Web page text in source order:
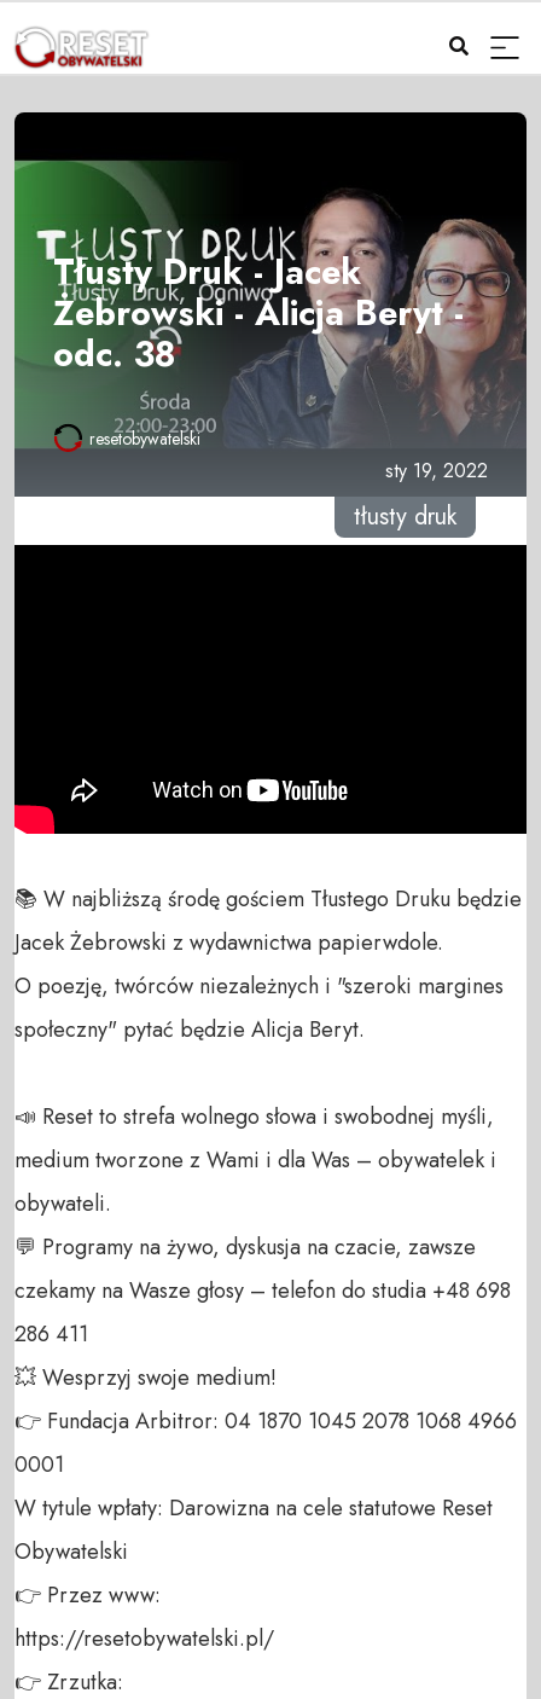
Tłusty Druk - Jacek
Żebrowski - Alicja Beryt -
odc. 38
resetobywatelski
sty 19, 2022
tłusty druk
📚 W najbliższą środę gościem Tłustego Druku będzie
Jacek Żebrowski z wydawnictwa papierwdole.
O poezję, twórców niezależnych i "szeroki margines
społeczny" pytać będzie Alicja Beryt.
📣 Reset to strefa wolnego słowa i swobodnej myśli,
medium tworzone z Wami i dla Was – obywatelek i
obywateli.
💬 Programy na żywo, dyskusja na czacie, zawsze
czekamy na Wasze głosy – telefon do studia +48 698
286 411
💥 Wesprzyj swoje medium!
👉 Fundacja Arbitror: 04 1870 1045 2078 1068 4966
0001
W tytule wpłaty: Darowizna na cele statutowe Reset
Obywatelski
👉 Przez www:
https://resetobywatelski.pl/
👉 Zrzutka: